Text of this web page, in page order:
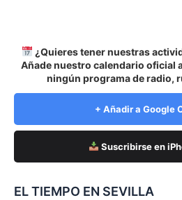
¿Quieres tener nuestras
Añade nuestro calendario oficial
ningún programa de radio,
+ Añadir a Google
Suscribirse en
EL TIEMPO EN SEVILLA